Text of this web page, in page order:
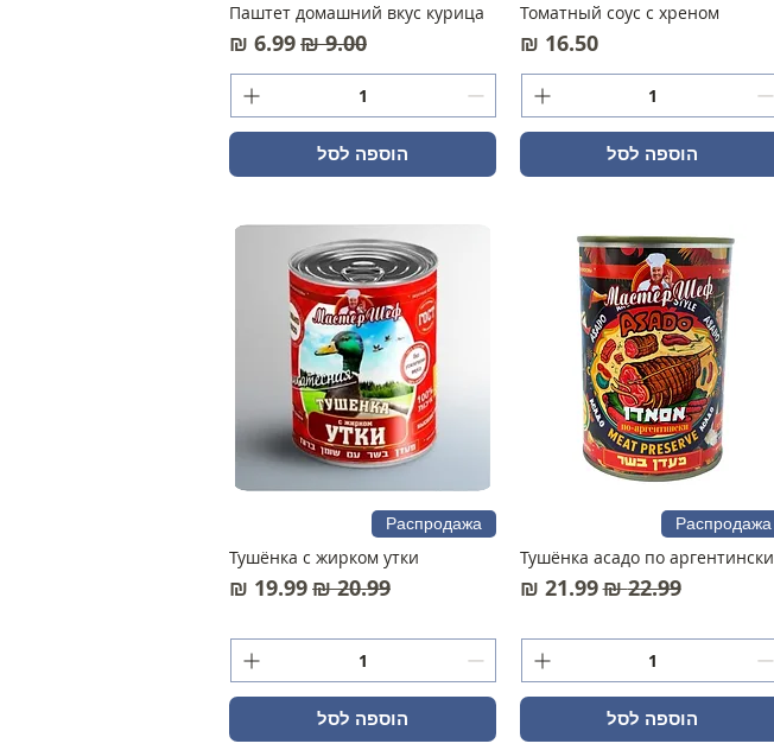
Томатный соус с хреном
מחיר‏16.50 ‏₪
הוספה לסל
Паштет домашний вкус курица
מחיר רגילמחיר מבצע
הוספה לסל
Распродажа
Тушёнка асадо по аргентински
מחיר רגיל‏22.99 ‏₪ מחיר מבצע‏21.99 ‏₪
הוספה לסל
Распродажа
Тушёнка с жирком утки
מחיר רגילמחיר מבצע
הוספה לסל